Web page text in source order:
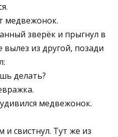
медвежонок.
зве­рёк и прыгнул в
из другой, поза­ди
делать?
медвежонок.
и свистнул. Тут же из